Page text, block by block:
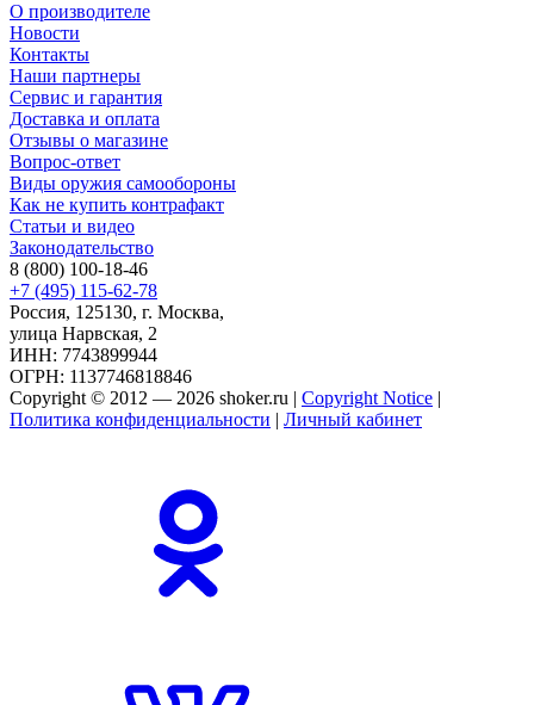
О производителе
Новости
Контакты
Наши партнеры
Сервис и гарантия
Доставка и оплата
Отзывы о магазине
Вопрос-ответ
Виды оружия самообороны
Как не купить контрафакт
Статьи и видео
Законодательство
8 (800) 100-18-46
+7 (495) 115-62-78
Россия, 125130, г. Москва,
улица Нарвская, 2
ИНН: 7743899944
ОГРН: 1137746818846
Copyright © 2012 — 2026 shoker.ru | Copyright Notice |
Политика конфиденциальности | Личный кабинет